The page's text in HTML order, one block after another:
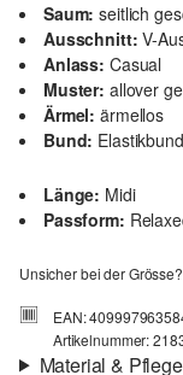
Saum: seitlich
Ausschnitt: V-
Anlass: Casual
Muster: allover
Ärmel: ärmellos
Bund:
Länge: Midi
Passform:
Unsicher bei der Grösse?
EAN:
Artikelnummer:
Material & Pflege